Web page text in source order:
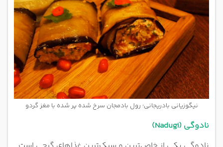
نیگوزیانی بادریجانی؛ رول بادمجان سرخ شده پر شده با مغز گردو
نادوگی (Nadugi)